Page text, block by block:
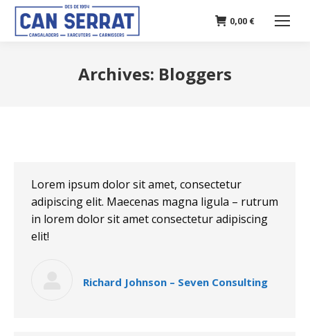
0,00 €
Archives: Bloggers
Lorem ipsum dolor sit amet, consectetur
adipiscing elit. Maecenas magna ligula – rutrum
in lorem dolor sit amet consectetur adipiscing
elit!
Richard Johnson – Seven Consulting